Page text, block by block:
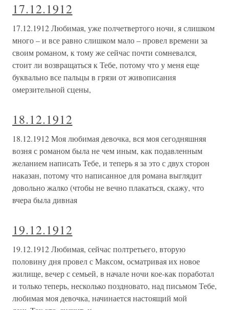
17.12.1912
17.12.1912 Любимая, уже полчетвертого ночи, я слишком
много – и все равно слишком мало – провел времени за
своим романом, к тому же сейчас почти сомневался,
стоит ли возвращаться к Тебе, потому что у меня еще
буквально все пальцы в грязи от живописания
омерзительной сцены,
18.12.1912
18.12.1912 Моя любимая девочка, вся моя сегодняшняя
возня с романом была не чем иным, как подавленным
желанием написать Тебе, и теперь я за это с двух сторон
наказан, потому что написанное для романа выглядит
довольно жалко (чтобы не вечно плакаться, скажу, что
вчера была дивная
19.12.1912
19.12.1912 Любимая, сейчас полтретьего, вторую
половину дня провел с Максом, осматривая их новое
жилище, вечер с семьей, в начале ночи кое-как поработал
и только теперь, несколько поздновато, над письмом Тебе,
любимая моя девочка, начинается настоящий мой